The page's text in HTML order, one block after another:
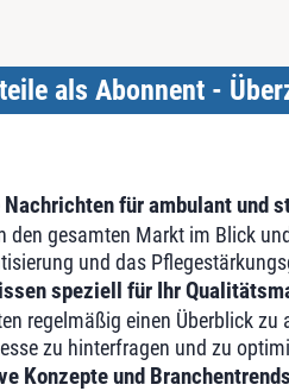
als Abonnent -
für ambulant und
den gesamten Markt im Blick
und das
speziell für Ihr
regelmäßig einen Überblick
zu hinterfragen und zu
Konzepte und Branchentrends